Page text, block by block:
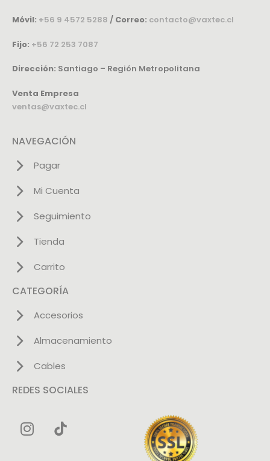
Móvil: +56 9 4572 5288 / Correo: contacto@vaxtec.cl
Fijo: +56 72 253 7087
Dirección: Santiago – Región Metropolitana
Venta Empresa
ventas@vaxtec.cl
NAVEGACIÓN
Pagar
Mi Cuenta
Seguimiento
Tienda
Carrito
CATEGORÍA
Accesorios
Almacenamiento
Cables
REDES SOCIALES